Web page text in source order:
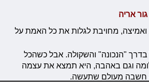
אריה
ואמיצה, מחויבת לגלות את כל האמת על
בדרך "הנכונה" והשקולה. אבל כשהכל
וגם באהבה, היא תמצא את עצמה
חשבה מעולם שתעשה.